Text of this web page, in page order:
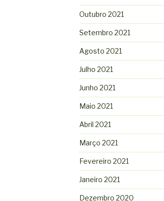
Outubro 2021
Setembro 2021
Agosto 2021
Julho 2021
Junho 2021
Maio 2021
Abril 2021
Março 2021
Fevereiro 2021
Janeiro 2021
Dezembro 2020